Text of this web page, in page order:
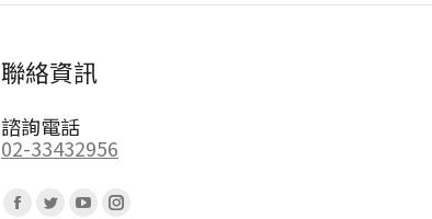
聯絡資訊
諮詢電話
02-33432956